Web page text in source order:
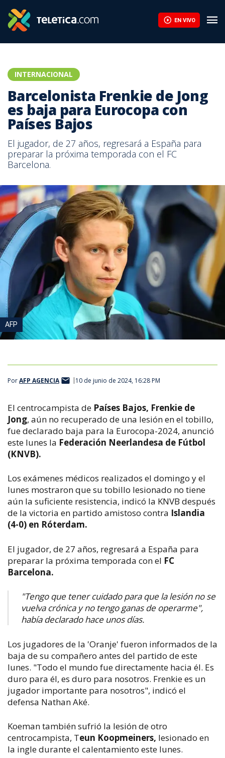
EN VIVO
INTERNACIONAL
Barcelonista Frenkie de Jong
es baja para Eurocopa con
Países Bajos
El jugador, de 27 años, regresará a España para
preparar la próxima temporada con el FC
Barcelona.
AFP
PorAFP AGENCIA 10 de junio de 2024, 16:28 PM
El centrocampista de Países Bajos, Frenkie de
Jong, aún no recuperado de una lesión en el tobillo,
fue declarado baja para la Eurocopa-2024, anunció
este lunes la Federación Neerlandesa de Fútbol
(KNVB).
Los exámenes médicos realizados el domingo y el
lunes mostraron que su tobillo lesionado no tiene
aún la suficiente resistencia, indicó la KNVB después
de la victoria en partido amistoso contra Islandia
(4-0) en Róterdam.
El jugador, de 27 años, regresará a España para
preparar la próxima temporada con el FC
Barcelona.
"Tengo que tener cuidado para que la lesión no se
vuelva crónica y no tengo ganas de operarme",
había declarado hace unos días.
Los jugadores de la 'Oranje' fueron informados de la
baja de su compañero antes del partido de este
lunes. "Todo el mundo fue directamente hacia él. Es
duro para él, es duro para nosotros. Frenkie es un
jugador importante para nosotros", indicó el
defensa Nathan Aké.
Koeman también sufrió la lesión de otro
centrocampista, Teun Koopmeiners, lesionado en
la ingle durante el calentamiento este lunes.